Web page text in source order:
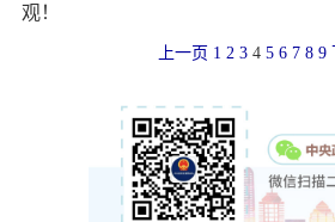
观！
上一页 1 2 3 4 5 6 7 8 9